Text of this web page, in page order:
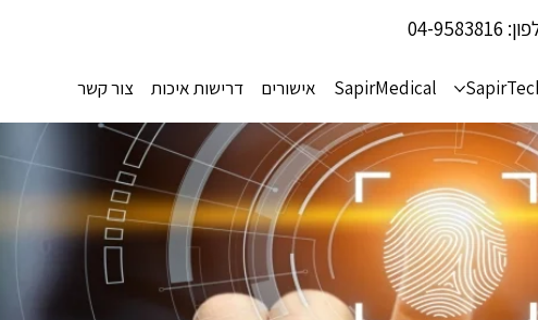
SapirMedical אישורים דרישות איכות צור קשר
04-9583816